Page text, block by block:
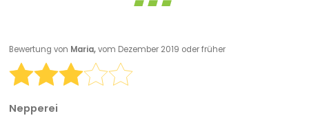
Bewertung von Maria,vom Dezember 2019 oder früher
Nepperei